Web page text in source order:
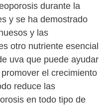
durante la
y se ha demostrado
y las
otro nutriente esencial
uva que puede ayudar
el crecimiento
reduce las
en todo tipo de